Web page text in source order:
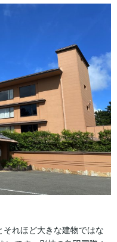
れほど大きな建物ではな